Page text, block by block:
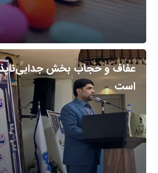
عفاف و حجاب بخش
است